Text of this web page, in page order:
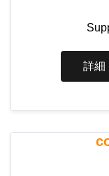
詳細